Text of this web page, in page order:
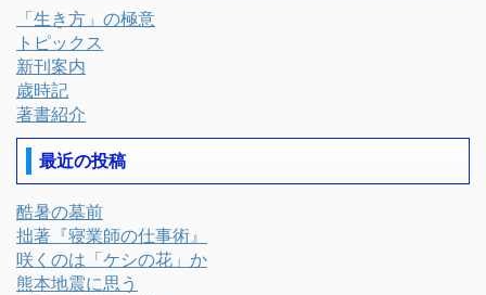
「生き方」の極意
トピックス
新刊案内
歳時記
著書紹介
最近の投稿
酷暑の墓前
拙著『寝業師の仕事術』
咲くのは「ケシの花」か
熊本地震に思う